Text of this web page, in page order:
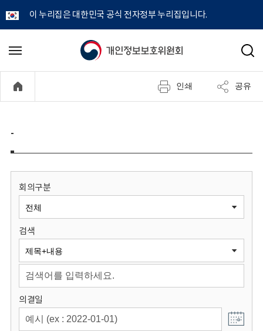
이 누리집은 대한민국 공식 전자정부 누리집입니다.
개
정
보
원
회
메
기
검
인쇄 공유
-
회의구분
검색
의결일